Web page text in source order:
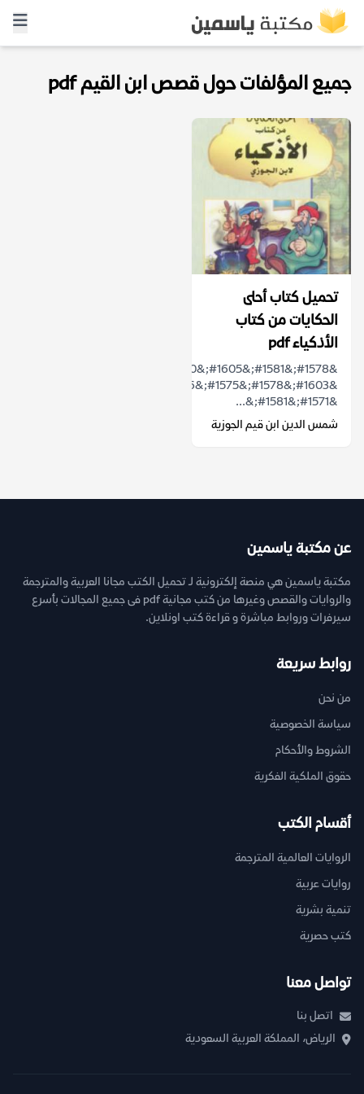
جميع المؤلفات حول قصص ابن القيم pdf
تحميل كتاب أحلى
الحكايات من كتاب
الأذكياء pdf
&#1571;&#1581;&...
شمس الدين ابن قيم الجوزية
عن مكتبة ياسمين
مكتبة ياسمين هي منصة إلكترونية لـ تحميل الكتب مجانا العربية والمترجمة
والروايات والقصص وغيرها من كتب مجانية pdf فى جميع المجالات بأسرع
سيرفرات وروابط مباشرة و قراءة كتب اونلاين.
روابط سريعة
من نحن
سياسة الخصوصية
الشروط والأحكام
حقوق الملكية الفكرية
أقسام الكتب
الروايات العالمية المترجمة
روايات عربية
تنمية بشرية
كتب حصرية
تواصل معنا
اتصل بنا
الرياض، المملكة العربية السعودية